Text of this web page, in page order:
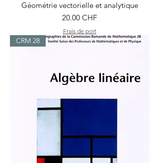
Géométrie vectorielle et analytique
Prix
20.00 CHF
Frais de port
CRM 28